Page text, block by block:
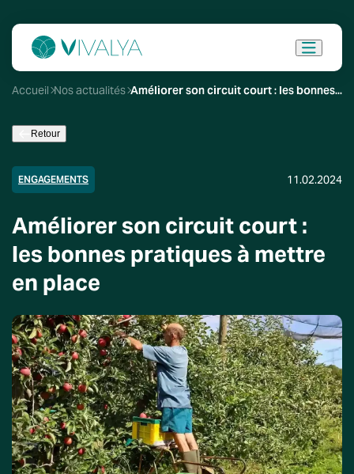
Accueil Nos actualités Améliorer son circuit court : les bonnes pratiques à mettre en place
Retour
ENGAGEMENTS 11.02.2024
Améliorer son circuit court :
les bonnes pratiques à mettre
en place